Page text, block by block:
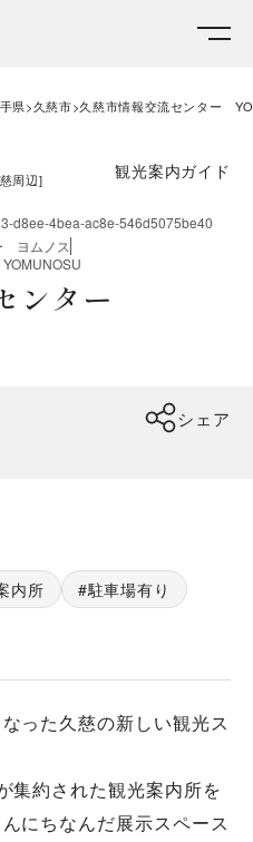
県 久慈市 久慈市情報交流センター
周辺] 観光案内ガイド
d8ee-4bea-ac8e-546d5075be40
ヨムノス
ンター
シェア
内所
駐車場有り
った久慈の新しい観光ス
集約された観光案内所を
にちなんだ展示スペース